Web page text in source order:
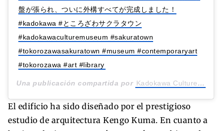
盤が張られ、ついに外構すべてが完成しました！
#kadokawa #ところざわサクラタウン
#kadokawaculturemuseum #sakuratown
#tokorozawasakuratown #museum #contemporaryart
#tokorozawa #art #library
Una publicación compartida por Kadokawa Culture Museum
El edificio ha sido diseñado por el prestigioso
estudio de arquitectura Kengo Kuma. En cuanto a